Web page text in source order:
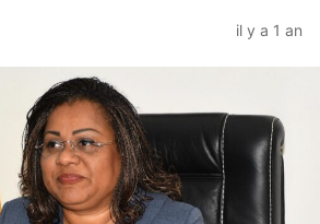
il y a 1 an